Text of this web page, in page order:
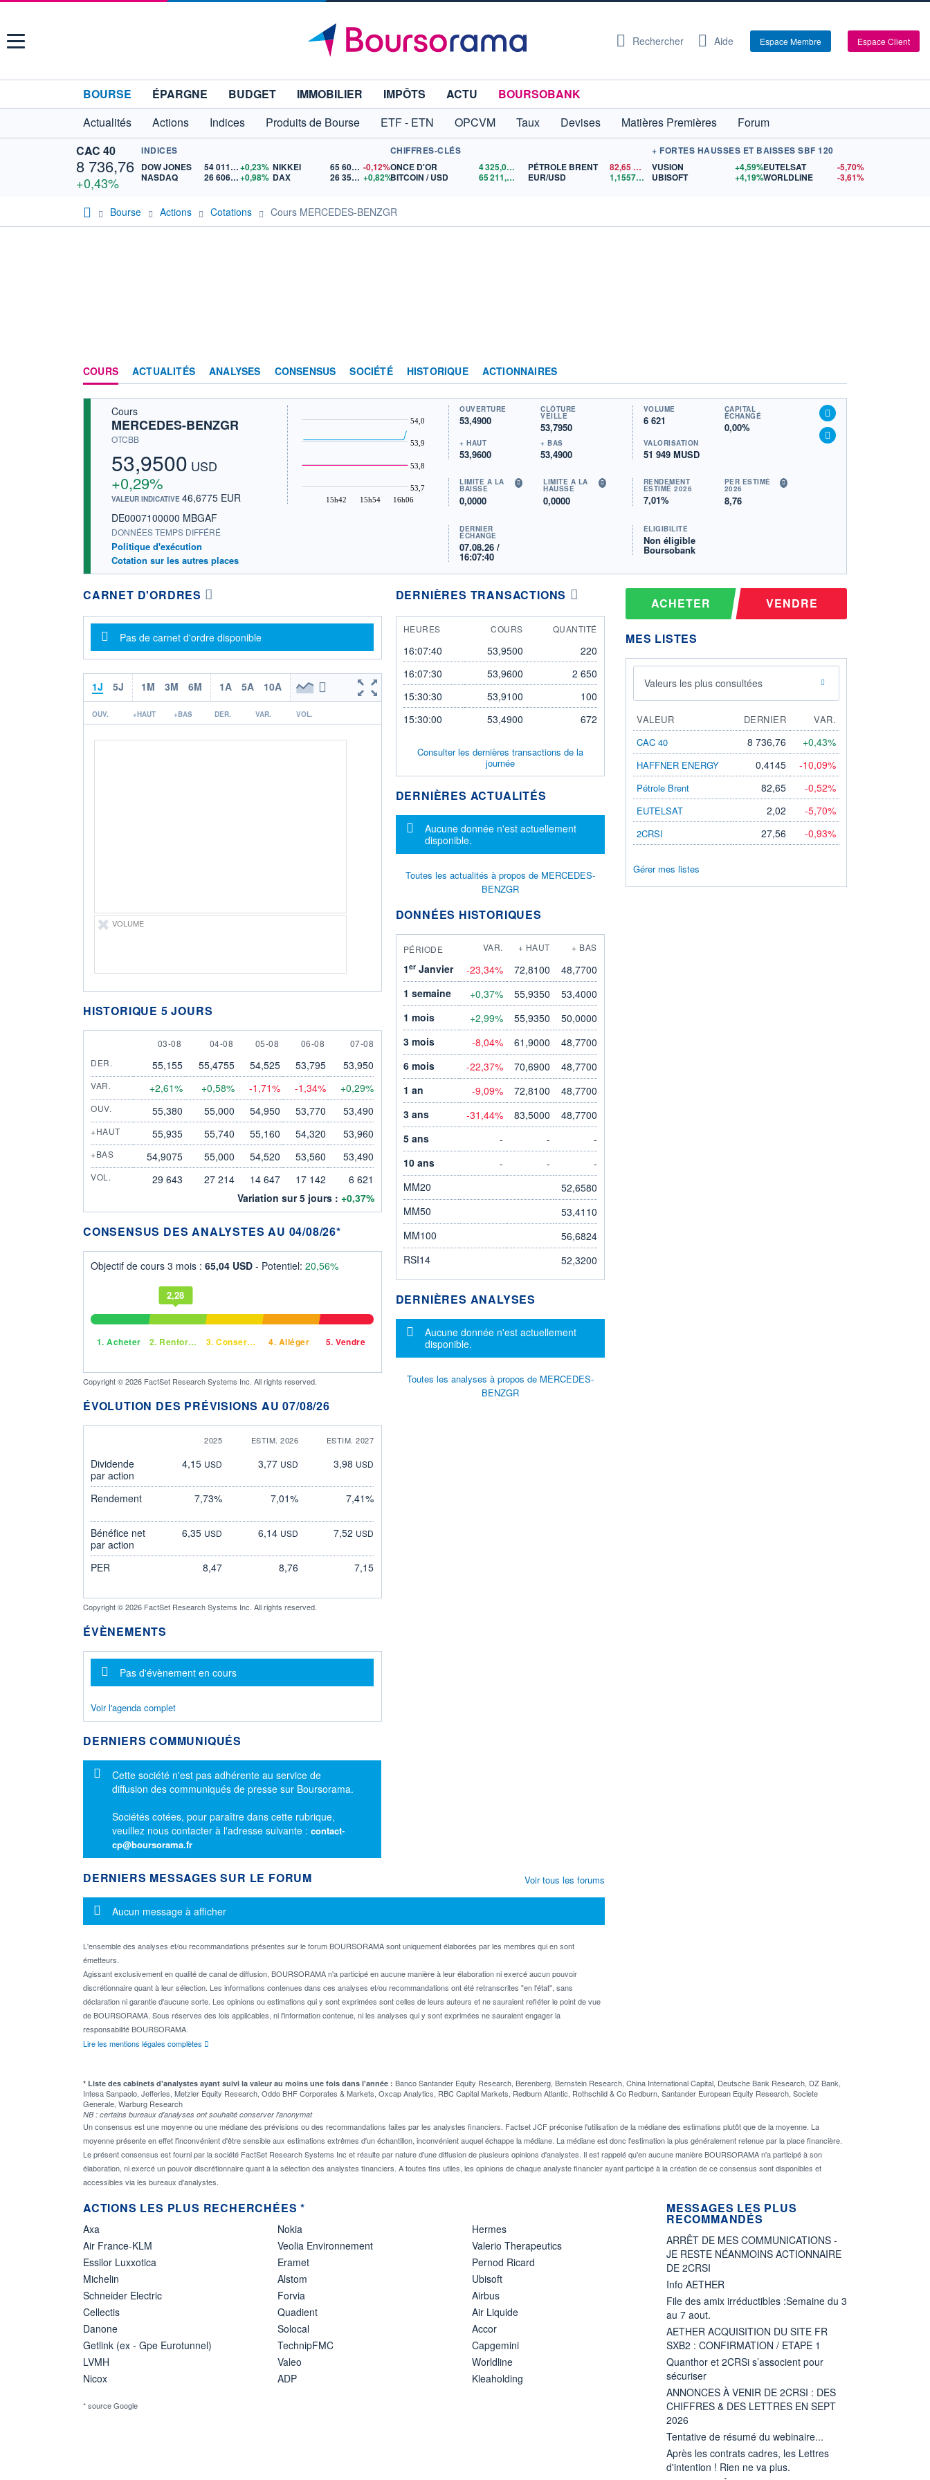
Menu Rechercher Aide Espace Membre Espace Client
BOURSE ÉPARGNE BUDGET IMMOBILIER IMPÔTS ACTU
BOURSOBANK
Actualités
Actions Indices Produits de Bourse ETF - ETN OPCVM Taux Devises Matières Premières
Forum
CAC 40
8 736,76
+0,43%
INDICES
DOW JONES
54 011,08+0,23%
NASDAQ
26 606,81+0,98%
NIKKEI 65 606,71 -0,12%
DAX
26 353,67 +0,82%
CHIFFRES-CLÉS
ONCE D'OR
4 325,02$US
BITCOIN / USD
65 211,99 $US
PÉTROLE BRENT 82,65
EUR/USD
1,1557
$US
+ FORTES HAUSSES ET BAISSES SBF 120
VUSION
+4,59%
UBISOFT
+4,19%
EUTELSAT
-5,70%
WORLDLINE
-3,61%
Bourse Actions Cotations Cours MERCEDES-BENZGR
COURS ACTUALITÉS ANALYSES CONSENSUS SOCIÉTÉ HISTORIQUE ACTIONNAIRES
Cours
MERCEDES-BENZGR
OTCBB
53,9500 USD
+0,29%
VALEUR INDICATIVE 46,6775 EUR
DE0007100000 MBGAF
DONNÉES TEMPS DIFFÉRÉ
Politique d'exécution
Cotation sur les autres places
15h42 15h54 16h06
53,7
53,8
53,9
54,0
OUVERTURE
53,4900
CLÔTURE
VEILLE
53,7950
+ HAUT
53,9600
+ BAS
53,4900
VOLUME
6 621
CAPITAL
ÉCHANGÉ
0,00%
VALORISATION
51 949 MUSD
LIMITE À LA
BAISSE
0,0000
LIMITE À LA
HAUSSE
0,0000
RENDEMENT
ESTIMÉ 2026
7,01%
PER ESTIMÉ
2026
8,76
DERNIER
ÉCHANGE
07.08.26 /
16:07:40
ÉLIGIBILITÉ
Non éligible
Boursobank
CARNET D'ORDRES
Message d'information
Pas de carnet d'ordre disponible
1J 5J 1M 3M 6M 1A 5A 10A
OUV. +HAUT +BAS DER. VAR. VOL.
VOLUME
HISTORIQUE 5 JOURS
3 AUGUST
03-08 4 AUGUST
04-08 5 AUGUST
05-08 6 AUGUST
06-08 7 AUGUST
07-08
DER.
55,155 55,4755 54,525 53,795 53,950
VAR. +2,61% +0,58% -1,71% -1,34% +0,29%
OUV. 55,380 55,000 54,950 53,770 53,490
+HAUT 55,935 55,740 55,160 54,320 53,960
+BAS 54,9075 55,000 54,520 53,560 53,490
VOL. 29 643 27 214 14 647 17 142
6 621
Variation sur 5 jours : +0,37%
CONSENSUS DES ANALYSTES AU 04/08/26*
Objectif de cours 3 mois : 65,04 USD - Potentiel: 20,56%
1. Acheter
2,28
2. Renforcer 3. Conserver 4. Alléger 5. Vendre
Copyright © 2026 FactSet Research Systems Inc. All rights reserved.
ÉVOLUTION DES PRÉVISIONS AU 07/08/26
2025 ESTIM. 2026 ESTIM. 2027
Dividende
par action
4,15 USD 3,77 USD 3,98 USD
Rendement 7,73% 7,01% 7,41%
Bénéfice net
par action
6,35 USD 6,14 USD 7,52 USD
PER 8,47 8,76 7,15
Copyright © 2026 FactSet Research Systems Inc. All rights reserved.
ÉVÈNEMENTS
Message d'information
Pas d'évènement en cours
Voir l'agenda complet
DERNIERS COMMUNIQUÉS
Message d'information
Cette société n'est pas adhérente au service de
diffusion des communiqués de presse sur Boursorama.
Sociétés cotées, pour paraître dans cette rubrique,
veuillez nous contacter à l'adresse suivante : contact-
cp@boursorama.fr
DERNIÈRES TRANSACTIONS
HEURES COURS QUANTITÉ
16:07:40 53,9500
220
16:07:30
53,9600
2 650
15:30:30
53,9100
100
15:30:00
53,4900 672
Consulter les dernières transactions de la
journée
DERNIÈRES ACTUALITÉS
Message d'information
Aucune donnée n'est actuellement
disponible.
Toutes les actualités à propos de MERCEDES-
BENZGR
DONNÉES HISTORIQUES
PÉRIODE VAR. + HAUT + BAS
1erJanvier -23,34% 72,8100
48,7700
1 semaine
+0,37% 55,9350
53,4000
1 mois
+2,99% 55,9350
50,0000
3 mois
-8,04% 61,9000
48,7700
6 mois
-22,37% 70,6900
48,7700
1 an
-9,09% 72,8100
48,7700
3 ans
-31,44% 83,5000
48,7700
5 ans
- -
-
10 ans
- -
-
MM20
52,6580
MM50
53,4110
MM100
56,6824
RSI14
52,3200
DERNIÈRES ANALYSES
Message d'information
Aucune donnée n'est actuellement
disponible.
Toutes les analyses à propos de MERCEDES-
BENZGR
DERNIERS MESSAGES SUR LE FORUM
Message d'information
Aucun message à afficher
L'ensemble des analyses et/ou recommandations présentes sur le forum BOURSORAMA sont uniquement élaborées par les membres qui en sont
émetteurs.
Agissant exclusivement en qualité de canal de diffusion, BOURSORAMA n'a participé en aucune manière à leur élaboration ni exercé aucun pouvoir
discrétionnaire quant à leur sélection. Les informations contenues dans ces analyses et/ou recommandations ont été retranscrites "en l'état", sans
déclaration ni garantie d'aucune sorte. Les opinions ou estimations qui y sont exprimées sont celles de leurs auteurs et ne sauraient refléter le point de vue
de BOURSORAMA. Sous réserves des lois applicables, ni l'information contenue, ni les analyses qui y sont exprimées ne sauraient engager la
responsabilité BOURSORAMA.
Lire les mentions légales complètes
Voir tous les forums
ACHETER VENDRE
MES LISTES
Valeurs les plus consultées
VALEUR DERNIER
VAR.
CAC 40
8 736,76 +0,43%
HAFFNER ENERGY 0,4145 -10,09%
Pétrole Brent 82,65 -0,52%
EUTELSAT 2,02 -5,70%
2CRSI 27,56 -0,93%
Gérer mes listes
* Liste des cabinets d'analystes ayant suivi la valeur au moins une fois dans l'année : Banco Santander Equity Research, Berenberg, Bernstein Research, China International Capital, Deutsche Bank Research, DZ Bank,
Intesa Sanpaolo, Jefferies, Metzler Equity Research, Oddo BHF Corporates & Markets, Oxcap Analytics, RBC Capital Markets, Redburn Atlantic, Rothschild & Co Redburn, Santander European Equity Research, Societe
Generale, Warburg Research
NB : certains bureaux d'analyses ont souhaité conserver l'anonymat
Un consensus est une moyenne ou une médiane des prévisions ou des recommandations faites par les analystes financiers. Factset JCF préconise l'utilisation de la médiane des estimations plutôt que de la moyenne. La
moyenne présente en effet l'inconvénient d'être sensible aux estimations extrêmes d'un échantillon, inconvénient auquel échappe la médiane. La médiane est donc l'estimation la plus généralement retenue par la place financière.
Le présent consensus est fourni par la société FactSet Research Systems Inc et résulte par nature d'une diffusion de plusieurs opinions d'analystes. Il est rappelé qu'en aucune manière BOURSORAMA n'a participé à son
élaboration, ni exercé un pouvoir discrétionnaire quant à la sélection des analystes financiers. A toutes fins utiles, les opinions de chaque analyste financier ayant participé à la création de ce consensus sont disponibles et
accessibles via les bureaux d'analystes.
ACTIONS LES PLUS RECHERCHÉES *
Axa
Air France-KLM
Essilor Luxxotica
Michelin
Schneider Electric
Cellectis
Danone
Getlink (ex - Gpe Eurotunnel)
LVMH
Nicox
Nokia
Veolia Environnement
Eramet
Alstom
Forvia
Quadient
Solocal
TechnipFMC
Valeo
ADP
Hermes
Valerio Therapeutics
Pernod Ricard
Ubisoft
Airbus
Air Liquide
Accor
Capgemini
Worldline
Kleaholding
* source Google
MESSAGES LES PLUS
RECOMMANDÉS
ARRÊT DE MES COMMUNICATIONS -
JE RESTE NÉANMOINS ACTIONNAIRE
DE 2CRSI
Info AETHER
File des amix irréductibles :Semaine du 3
au 7 aout.
AETHER ACQUISITION DU SITE FR
SXB2 : CONFIRMATION / ETAPE 1
Quanthor et 2CRSi s’associent pour
sécuriser
ANNONCES À VENIR DE 2CRSI : DES
CHIFFRES & DES LETTRES EN SEPT
2026
Tentative de résumé du webinaire...
Après les contrats cadres, les Lettres
d'intention ! Rien ne va plus.